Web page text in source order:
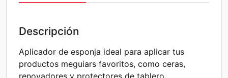
Descripción
Aplicador de esponja ideal para aplicar tus
productos meguiars favoritos, como ceras,
renovadores y protectores de tablero.